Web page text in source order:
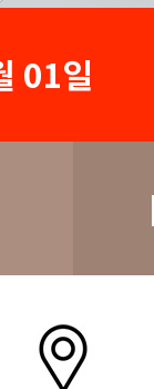
01일